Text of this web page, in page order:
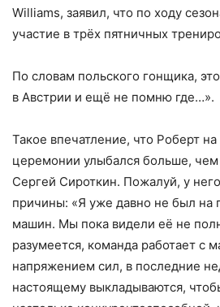
Williams, заявил, что по ходу
участие в трёх пятничных
По словам польского гонщика,
в Австрии и ещё не помню где…».
Такое впечатление, что Роберт
церемонии улыбался больше,
Сергей Сироткин. Пожалуй, у
причины: «Я уже давно не был на
машин. Мы пока видели её не
разумеется, команда работает с
напряжением сил, в последние
настоящему выкладываются,